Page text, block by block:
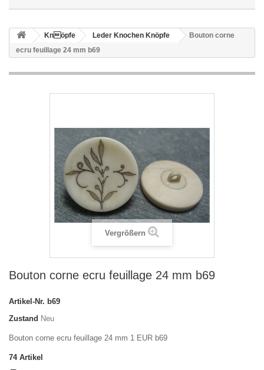
Knöpfe Leder Knochen Knöpfe
Bouton corne
ecru feuillage 24 mm b69
Vergrößern
Bouton corne ecru feuillage 24 mm b69
Artikel-Nr. b69
Zustand Neu
Bouton corne ecru feuillage 24 mm 1 EUR b69
74 Artikel